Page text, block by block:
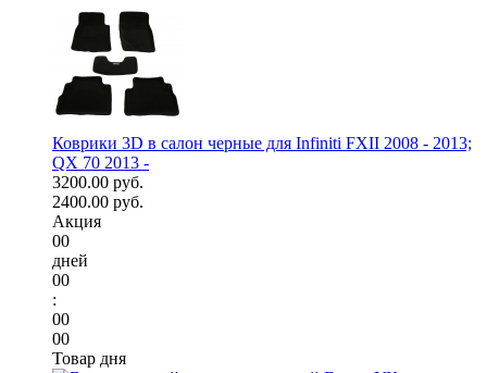
Коврики 3D в салон черные для Infiniti FXII 2008 - 2013;
QX 70 2013 -
3200.00 руб.
2400.00 руб.
Акция
00
дней
00
:
00
00
Товар дня